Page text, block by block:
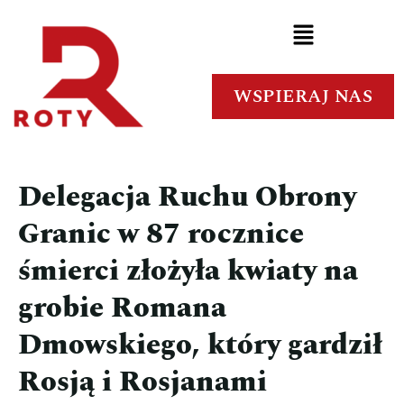
WSPIERAJ NAS
Delegacja Ruchu Obrony
Granic w 87 rocznice
śmierci złożyła kwiaty na
grobie Romana
Dmowskiego, który gardził
Rosją i Rosjanami